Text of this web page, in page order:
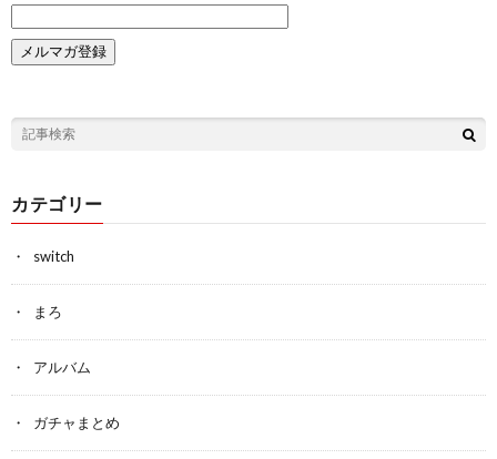
カテゴリー
switch
まろ
アルバム
ガチャまとめ